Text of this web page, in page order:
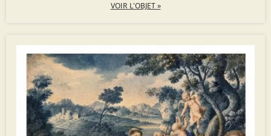
VOIR L'OBJET »